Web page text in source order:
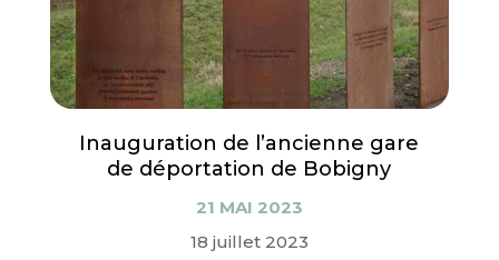
Inauguration de l’ancienne gare
de déportation de Bobigny
21 MAI 2023
18 juillet 2023